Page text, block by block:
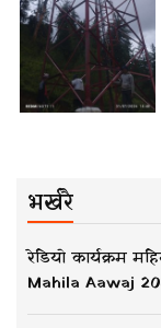
भर्खरै
रेडियो कार्यक्रम
Mahila Aawaj